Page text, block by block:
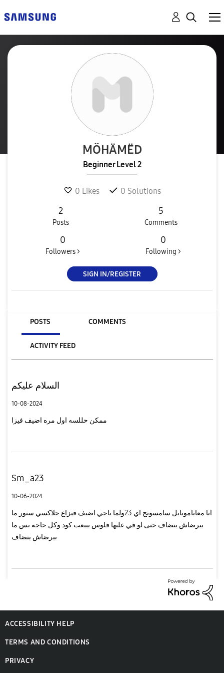
MÖHÄMËD
Beginner Level 2
0 Likes 0 Solutions
2
Posts
5
Comments
0
Followers >
0
Following >
SIGN IN/REGISTER
POSTS COMMENTS
ACTIVITY FEED
السلام عليكم
10-08-2024
ممكن حللسه اول مره اضيف فيزا
Sm_a23
10-06-2024
انا معاياموبايل سامسونج اي 23ولما باجي اضيف فيزاع جلاكسي ستور ما
بيرضاش يتضاف حتى لو في عليها فلوس بيبعت كود وكل حاجه بس ما
بيرضاش يتضاف
ACCESSIBILITY HELP
TERMS AND CONDITIONS
PRIVACY